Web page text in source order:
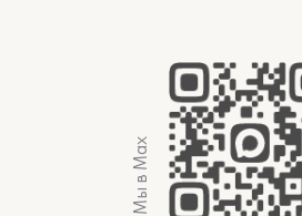
Мы в Max